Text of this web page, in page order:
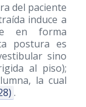
del paciente
induce a
en forma
postura es
sino
al piso);
la cual
.